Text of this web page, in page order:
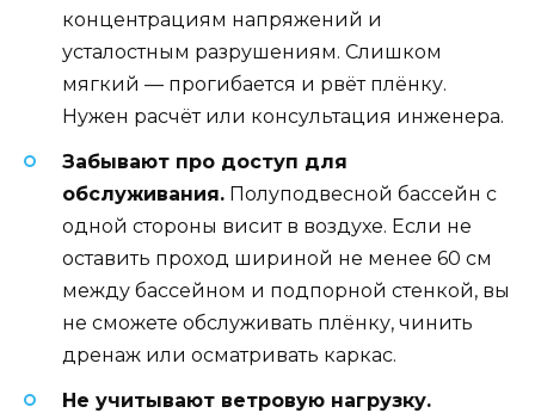
концентрациям напряжений и
усталостным разрушениям. Слишком
мягкий — прогибается и рвёт плёнку.
Нужен расчёт или консультация инженера.
Забывают про доступ для
обслуживания. Полуподвесной бассейн с
одной стороны висит в воздухе. Если не
оставить проход шириной не менее 60 см
между бассейном и подпорной стенкой, вы
не сможете обслуживать плёнку, чинить
дренаж или осматривать каркас.
Не учитывают ветровую нагрузку.